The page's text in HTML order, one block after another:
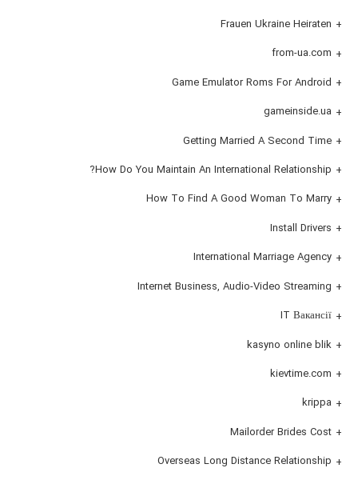
Frauen Ukraine Heiraten
from-ua.com
Game Emulator Roms For Android
gameinside.ua
Getting Married A Second Time
How Do You Maintain An International Relationship?
How To Find A Good Woman To Marry
Install Drivers
International Marriage Agency
Internet Business, Audio-Video Streaming
IT Вакансії
kasyno online blik
kievtime.com
krippa
Mailorder Brides Cost
Overseas Long Distance Relationship